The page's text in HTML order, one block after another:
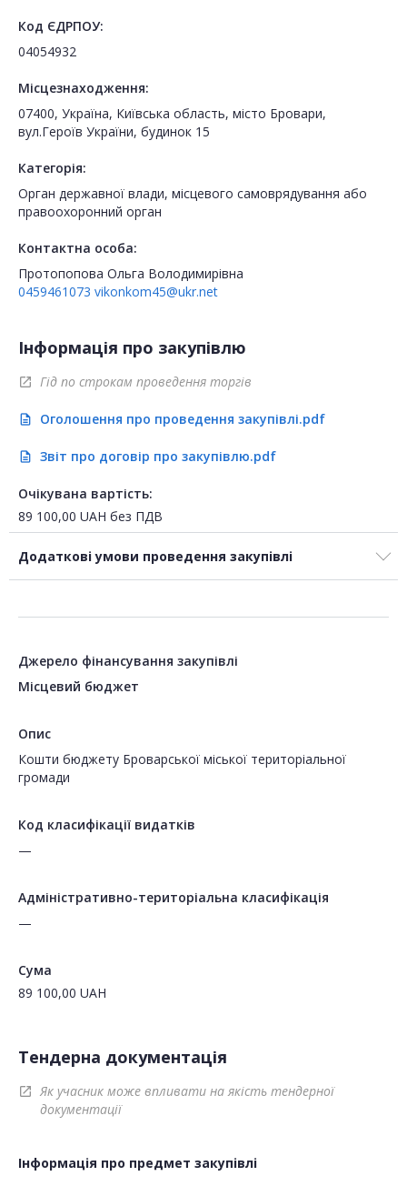
Код ЄДРПОУ:
04054932
Місцезнаходження:
07400, Україна, Київська область, місто Бровари,
вул.Героїв України, будинок 15
Категорія:
Орган державної влади, місцевого самоврядування або
правоохоронний орган
Контактна особа:
Протопопова Ольга Володимирівна
0459461073 vikonkom45@ukr.net
Інформація про закупівлю
open_in_new Гід по строкам проведення торгів
description Оголошення про проведення закупівлі.pdf
description Звіт про договір про закупівлю.pdf
Очікувана вартість:
89 100,00 UAH без ПДВ
Додаткові умови проведення закупівлі
Джерело фінансування закупівлі
Місцевий бюджет
Опис
Кошти бюджету Броварської міської територіальної
громади
Код класифікації видатків
—
Адміністративно-територіальна класифікація
—
Сума
89 100,00 UAH
Тендерна документація
open_in_new
Як учасник може впливати на якість тендерної
документації
Інформація про предмет закупівлі